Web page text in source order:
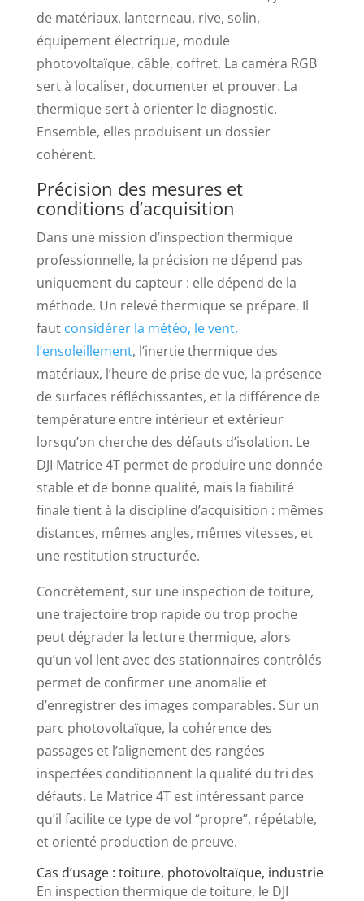
de matériaux, lanterneau, rive, solin,
équipement électrique, module
photovoltaïque, câble, coffret. La caméra RGB
sert à localiser, documenter et prouver. La
thermique sert à orienter le diagnostic.
Ensemble, elles produisent un dossier
cohérent.
Précision des mesures et
conditions d’acquisition
Dans une mission d’inspection thermique
professionnelle, la précision ne dépend pas
uniquement du capteur : elle dépend de la
méthode. Un relevé thermique se prépare. Il
faut considérer la météo, le vent,
l’ensoleillement, l’inertie thermique des
matériaux, l’heure de prise de vue, la présence
de surfaces réfléchissantes, et la différence de
température entre intérieur et extérieur
lorsqu’on cherche des défauts d’isolation. Le
DJI Matrice 4T permet de produire une donnée
stable et de bonne qualité, mais la fiabilité
finale tient à la discipline d’acquisition : mêmes
distances, mêmes angles, mêmes vitesses, et
une restitution structurée.
Concrètement, sur une inspection de toiture,
une trajectoire trop rapide ou trop proche
peut dégrader la lecture thermique, alors
qu’un vol lent avec des stationnaires contrôlés
permet de confirmer une anomalie et
d’enregistrer des images comparables. Sur un
parc photovoltaïque, la cohérence des
passages et l’alignement des rangées
inspectées conditionnent la qualité du tri des
défauts. Le Matrice 4T est intéressant parce
qu’il facilite ce type de vol “propre”, répétable,
et orienté production de preuve.
Cas d’usage : toiture, photovoltaïque, industrie
En inspection thermique de toiture, le DJI